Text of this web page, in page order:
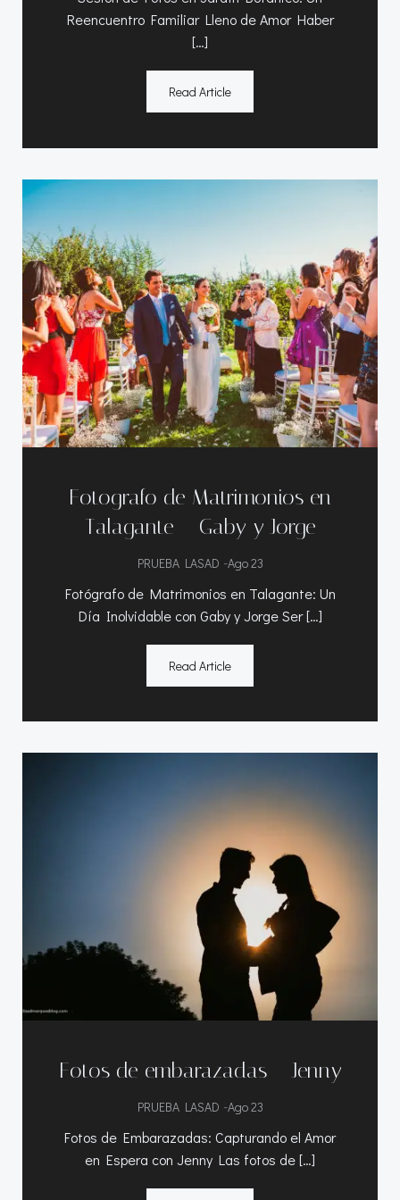
Reencuentro Familiar Lleno de Amor Haber
[…]
Read Article
Fotografo de Matrimonios en
Talagante – Gaby y Jorge
PRUEBA LASAD -Ago 23
Fotógrafo de Matrimonios en Talagante: Un
Día Inolvidable con Gaby y Jorge Ser […]
Read Article
Fotos de embarazadas – Jenny
PRUEBA LASAD -Ago 23
Fotos de Embarazadas: Capturando el Amor
en Espera con Jenny Las fotos de […]